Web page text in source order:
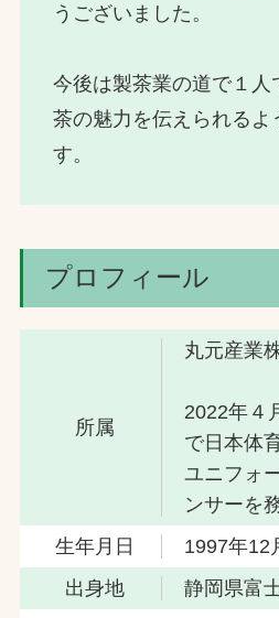
うございました。
今後は製茶業の道で１人
茶の魅力を伝えられるよ
す。
プロフィール
所属
丸元産業
2022年４
で日本体
ユニフォ
ンサーを
生年月日
1997年12
出身地
静岡県富